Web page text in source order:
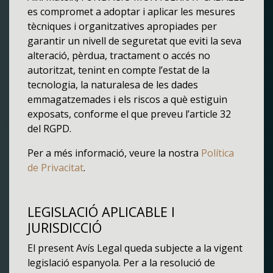
es compromet a adoptar i aplicar les mesures
tècniques i organitzatives apropiades per
garantir un nivell de seguretat que eviti la seva
alteració, pèrdua, tractament o accés no
autoritzat, tenint en compte l’estat de la
tecnologia, la naturalesa de les dades
emmagatzemades i els riscos a què estiguin
exposats, conforme el que preveu l’article 32
del RGPD.
Per a més informació, veure la nostra Política
de Privacitat.
LEGISLACIÓ APLICABLE I
JURISDICCIÓ
El present Avís Legal queda subjecte a la vigent
legislació espanyola. Per a la resolució de